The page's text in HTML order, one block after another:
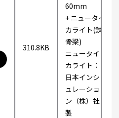
310.8KB
60mm
+ ニュータイ
カライト(鉄
骨梁)
ニュータイ
カライト：
日本インシ
ュレーショ
ン（株）社
製